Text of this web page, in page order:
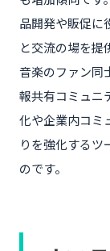
品開発や販促に
と交流の場を提
音楽のファン同
報共有コミュニ
化や企業内コミ
りを強化するツ
のです。